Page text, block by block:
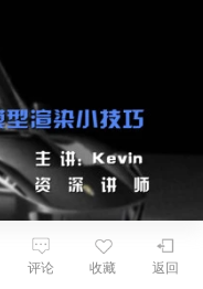
返回
收藏
评论